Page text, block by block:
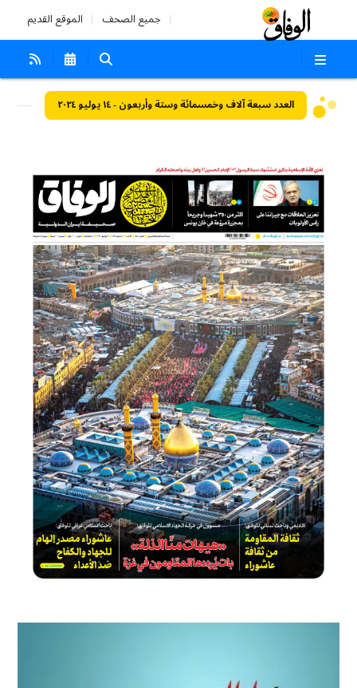
جميع الصحف الموقع القديم
العدد سبعة آلاف وخمسمائة وستة وأربعون - ١٤ يوليو ٢٠٢٤